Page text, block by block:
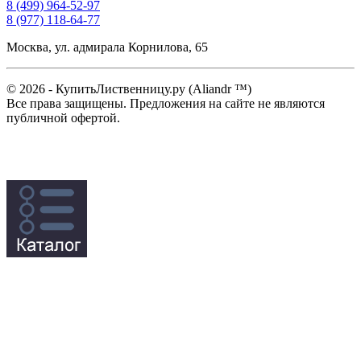
8 (499) 964-52-97
8 (977) 118-64-77
Москва, ул. адмирала Корнилова, 65
© 2026 - КупитьЛиственницу.ру (Aliandr ™)
Все права защищены. Предложения на сайте не являются
публичной офертой.